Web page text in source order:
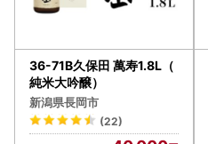
36-71B久保田 萬寿1.8L（
純米大吟醸）
新潟県長岡市
(22)